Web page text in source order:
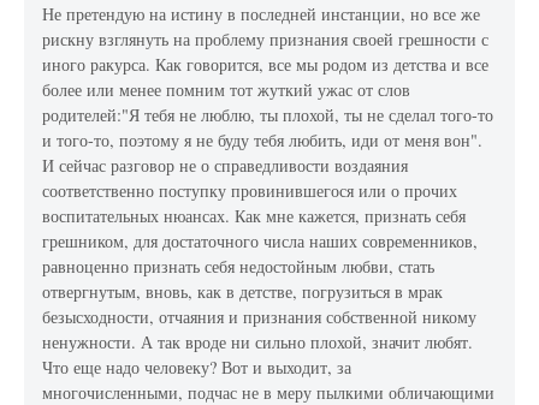
Не претендую на истину в последней инстанции, но все же
рискну взглянуть на проблему признания своей грешности с
иного ракурса. Как говорится, все мы родом из детства и все
более или менее помним тот жуткий ужас от слов
родителей:"Я тебя не люблю, ты плохой, ты не сделал того-то
и того-то, поэтому я не буду тебя любить, иди от меня вон".
И сейчас разговор не о справедливости воздаяния
соответственно поступку провинившегося или о прочих
воспитательных нюансах. Как мне кажется, признать себя
грешником, для достаточного числа наших современников,
равноценно признать себя недостойным любви, стать
отвергнутым, вновь, как в детстве, погрузиться в мрак
безысходности, отчаяния и признания собственной никому
ненужности. А так вроде ни сильно плохой, значит любят.
Что еще надо человеку? Вот и выходит, за
многочисленными, подчас не в меру пылкими обличающими